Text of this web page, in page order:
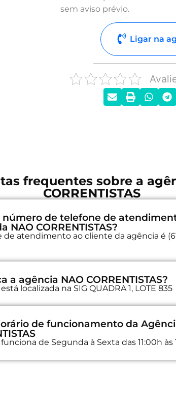
sem aviso prévio.
Ligar na
frequentes sobre a
CORRENTISTAS
número de telefone de
NAO CORRENTISTAS?
de atendimento ao cliente da agência é
a agência NAO CORRENTISTAS?
localizada na SIG QUADRA 1, LOTE 835
de funcionamento da
de Segunda à Sexta das 11:00h às